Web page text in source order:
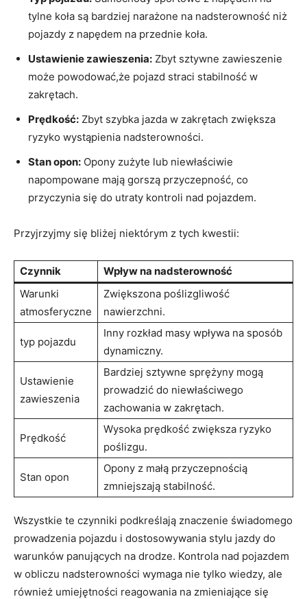
tylne koła są⁣ bardziej narażone ⁢na ‌nadsterowność niż
pojazdy ‌z napędem na przednie ⁤koła.
Ustawienie zawieszenia: Zbyt sztywne zawieszenie⁤
może powodować,że‍ pojazd straci stabilność‍ w
zakrętach.
Prędkość: Zbyt szybka jazda w⁤ zakrętach zwiększa⁣
ryzyko wystąpienia nadsterowności.
Stan opon: Opony zużyte lub niewłaściwie
napompowane mają gorszą ‍przyczepność, co
przyczynia się ‌do utraty kontroli nad pojazdem.
Przyjrzyjmy się bliżej niektórym z tych kwestii:
Czynnik
Wpływ na nadsterowność
Warunki‌
atmosferyczne
Zwiększona poślizgliwość
nawierzchni.
typ pojazdu
Inny rozkład masy wpływa na⁢ sposób
dynamiczny.
Ustawienie
zawieszenia
Bardziej sztywne sprężyny mogą
⁤prowadzić ​do niewłaściwego
zachowania⁤ w zakrętach.
Prędkość
Wysoka prędkość zwiększa​ ryzyko
poślizgu.
Stan ⁢opon
Opony z małą przyczepnością
zmniejszają stabilność.
Wszystkie‍ te czynniki podkreślają znaczenie​ świadomego
prowadzenia pojazdu i dostosowywania⁢ stylu jazdy do
warunków ‍panujących na ⁤drodze. Kontrola nad pojazdem
‍w obliczu nadsterowności wymaga⁣ nie tylko wiedzy,⁣ ale ​
również umiejętności reagowania na⁢ zmieniające się